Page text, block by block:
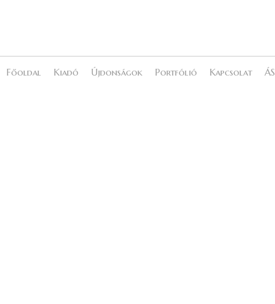
Főoldal Kiadó Újdonságok Portfólió Kapcsolat